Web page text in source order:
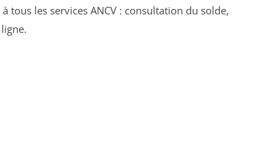
tous les services ANCV : consultation du solde,